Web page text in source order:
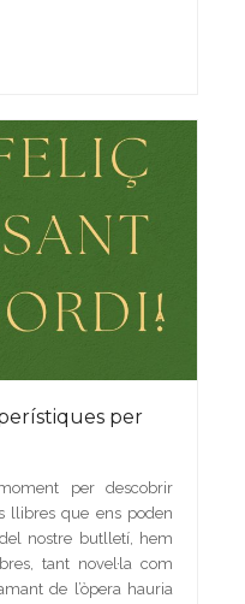
per
per descobrir
llibres que ens poden
nostre butlletí, hem
tant novel·la com
de l’òpera hauria